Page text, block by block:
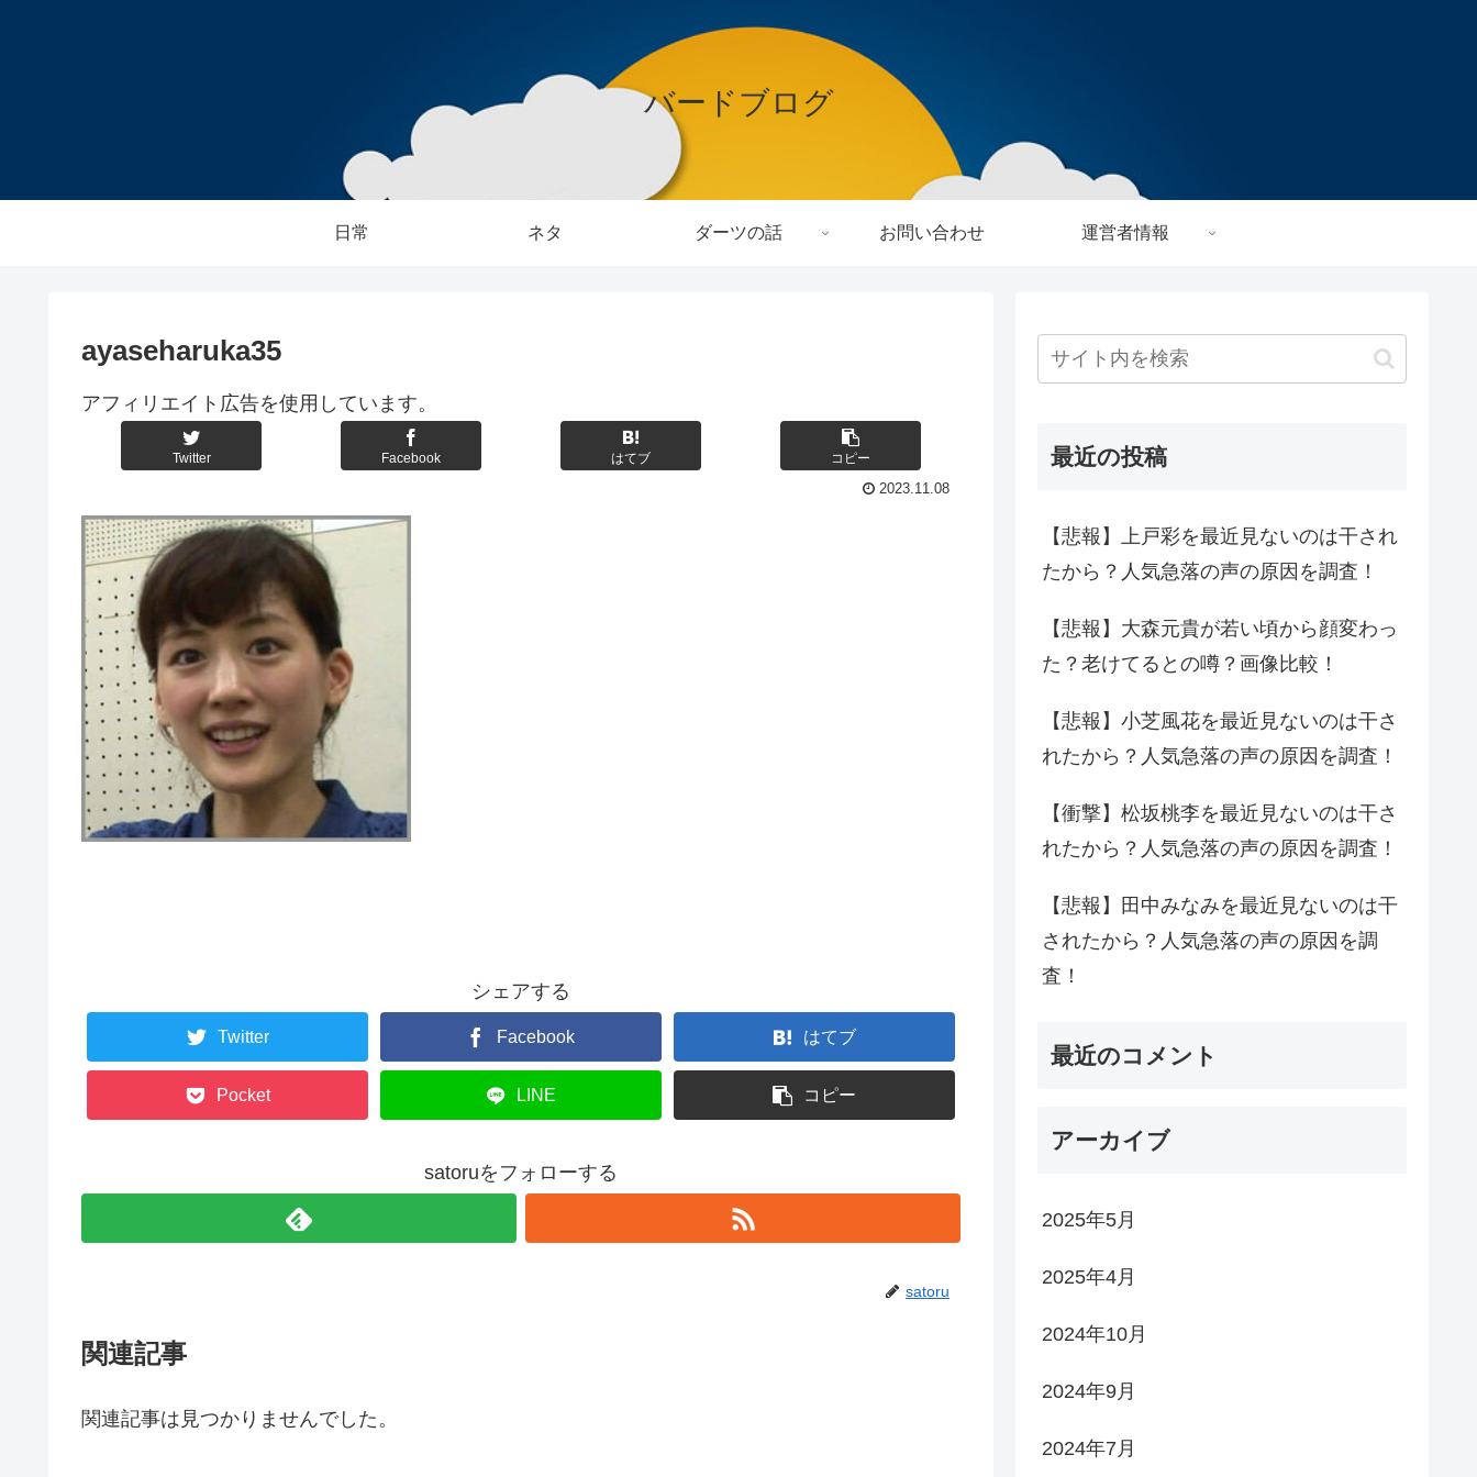
バードブログ
日常 ネタ ダーツの話 お問い合わせ 運営者情報
ayaseharuka35
アフィリエイト広告を使用しています。
Twitter Facebook はてブ コピー
2023.11.08
シェアする
Twitter Facebook はてブ
Pocket LINE コピー
satoruをフォローする
satoru
関連記事
関連記事は見つかりませんでした。
最近の投稿
【悲報】上戸彩を最近見ないのは干され
たから？人気急落の声の原因を調査！
【悲報】大森元貴が若い頃から顔変わっ
た？老けてるとの噂？画像比較！
【悲報】小芝風花を最近見ないのは干さ
れたから？人気急落の声の原因を調査！
【衝撃】松坂桃李を最近見ないのは干さ
れたから？人気急落の声の原因を調査！
【悲報】田中みなみを最近見ないのは干
されたから？人気急落の声の原因を調
査！
最近のコメント
アーカイブ
2025年5月
2025年4月
2024年10月
2024年9月
2024年7月